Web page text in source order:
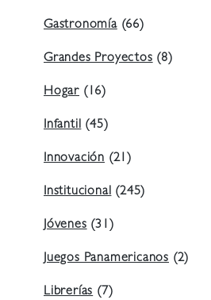
Gastronomía(66)
Grandes Proyectos(8)
Hogar (16)
Infantil(45)
Innovación (21)
Institucional(245)
Jóvenes(31)
Juegos Panamericanos (2)
Librerías(7)